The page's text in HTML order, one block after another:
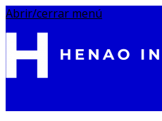
Abrir/cerrar menú